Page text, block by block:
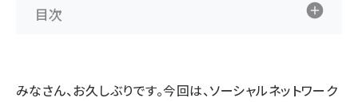
目次
みなさん、お久しぶりです。今回は、ソーシャルネットワーク